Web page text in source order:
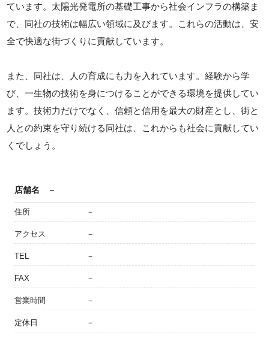
ています。太陽光発電所の基礎工事から社会インフラの構築ま
で、同社の技術は幅広い領域に及びます。これらの活動は、安
全で快適な街づくりに貢献しています。
また、同社は、人の育成にも力を入れています。経験から学
び、一生物の技術を身につけることができる環境を提供してい
ます。技術力だけでなく、信頼と信用を最大の財産とし、街と
人との約束を守り続ける同社は、これからも社会に貢献してい
くでしょう。
店舗名 －
住所 －
アクセス －
TEL －
FAX －
営業時間 －
定休日 －